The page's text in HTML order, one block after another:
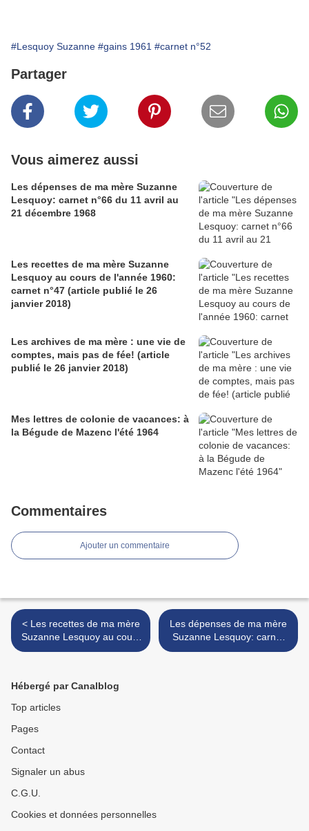
#Lesquoy Suzanne #gains 1961 #carnet n°52
Partager
Vous aimerez aussi
Les dépenses de ma mère Suzanne
Lesquoy: carnet n°66 du 11 avril au
21 décembre 1968
Les recettes de ma mère Suzanne
Lesquoy au cours de l'année 1960:
carnet n°47 (article publié le 26
janvier 2018)
Les archives de ma mère : une vie de
comptes, mais pas de fée! (article
publié le 26 janvier 2018)
Mes lettres de colonie de vacances: à
la Bégude de Mazenc l'été 1964
Commentaires
Ajouter un commentaire
< Les recettes de ma mère
Suzanne Lesquoy au cours
de l'année 1960: carnet
Les dépenses de ma mère
Suzanne Lesquoy: carnet
n°45 entre décembre 1958
Hébergé par Canalblog
Top articles
Pages
Contact
Signaler un abus
C.G.U.
Cookies et données personnelles